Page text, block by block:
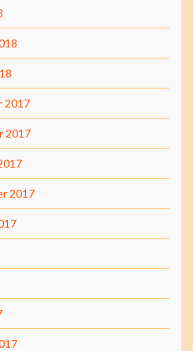
2017
2017
2017